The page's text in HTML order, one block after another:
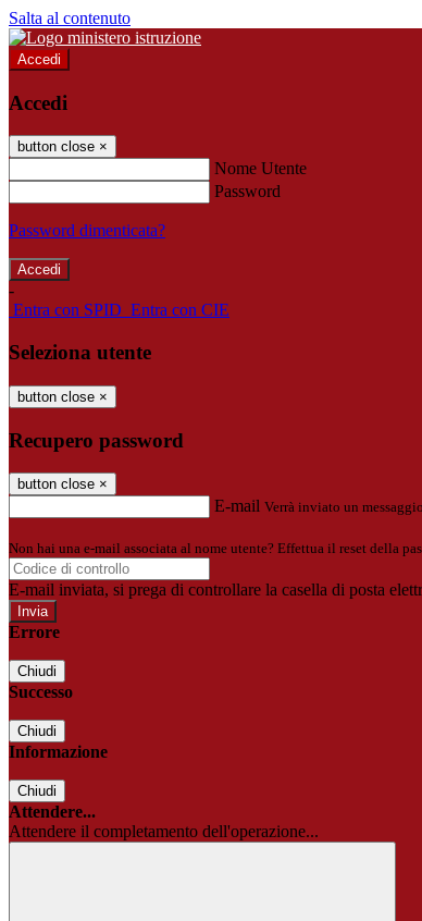
Salta al contenuto
Accedi
Accedi
button close ×
Nome Utente
Password
Password dimenticata?
-
Entra con SPID Entra con CIE
Seleziona utente
button close ×
Recupero password
button close ×
E-mail Verrà inviato un
Non hai una e-mail associata al nome utente? Effettua il reset della
E-mail inviata, si prega di controllare la casella di posta
Errore
Chiudi
Successo
Chiudi
Informazione
Chiudi
Attendere...
Attendere il completamento dell'operazione...